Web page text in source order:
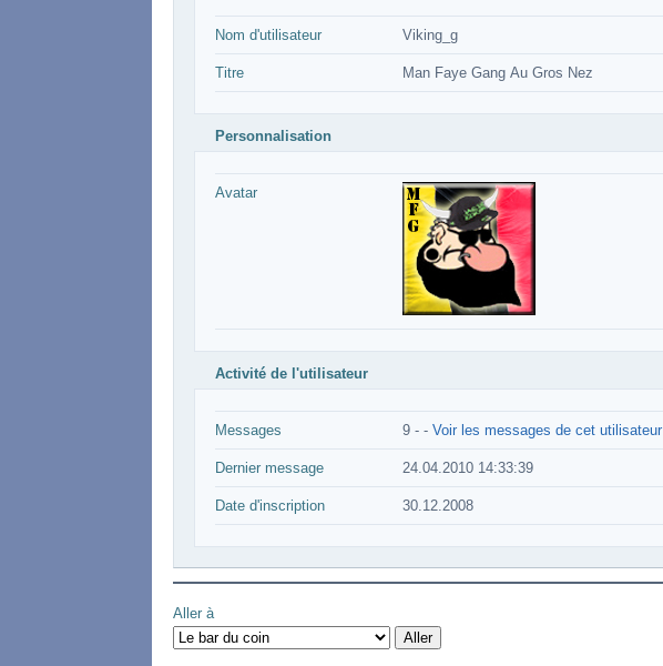
Nom d'utilisateur Viking_g
Titre Man Faye Gang Au Gros Nez
Personnalisation
Avatar
Activité de l'utilisateur
Messages 9 - - Voir les messages de cet utilisateur
Dernier message 24.04.2010 14:33:39
Date d'inscription 30.12.2008
Aller à